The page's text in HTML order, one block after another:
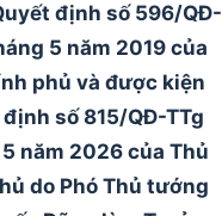
định số 596/QĐ-
5 năm 2019 của
phủ và được kiện
số 815/QĐ-TTg
năm 2026 của Thủ
do Phó Thủ tướng